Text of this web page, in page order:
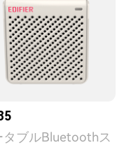
タブルBluetoothス